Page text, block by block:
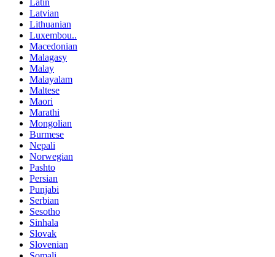
Latvian
Lithuanian
Luxembou..
Macedonian
Malagasy
Malay
Malayalam
Maltese
Maori
Marathi
Mongolian
Burmese
Nepali
Norwegian
Pashto
Persian
Punjabi
Serbian
Sesotho
Sinhala
Slovak
Slovenian